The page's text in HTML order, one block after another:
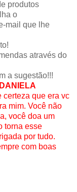
produtos
o
mail que lhe
através do
a sugestão!!!
certeza que era vc
mim. Você não
você doa um
torna esse
por tudo.
com boas